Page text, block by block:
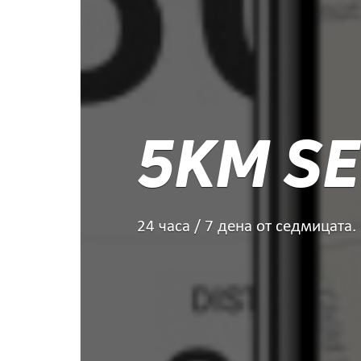
5KM
24 часа / 7 дена от седмицата.